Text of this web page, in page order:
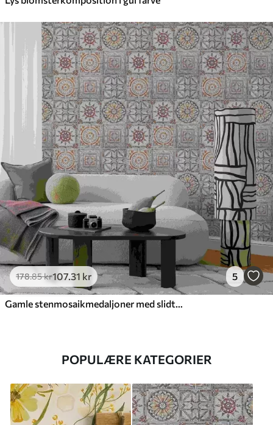
178.85kr107.31 kr 5
Gamle stenmosaikmedaljoner med slidte detaljer
POPULÆRE KATEGORIER